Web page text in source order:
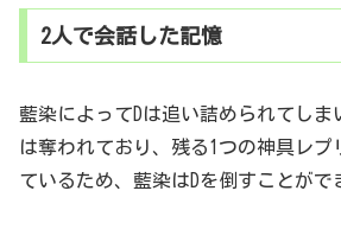
2人で会話した記憶
藍染によってDは追い詰められてし
は奪われており、残る1つの神具レプ
ているため、藍染はDを倒すことがで